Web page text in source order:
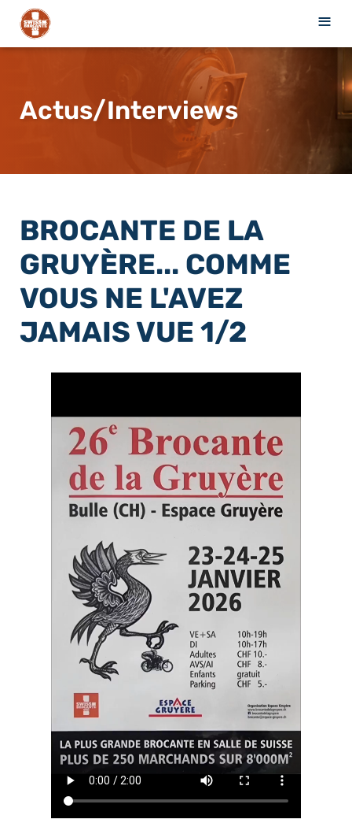
Actus/Interviews
BROCANTE DE LA
GRUYÈRE... COMME
VOUS NE L'AVEZ
JAMAIS VUE 1/2
≡